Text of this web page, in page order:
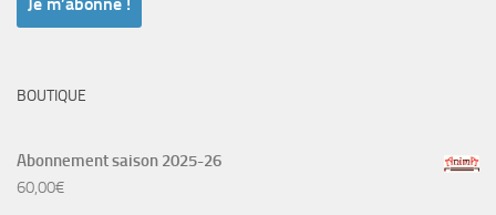
BOUTIQUE
Abonnement saison 2025-26
60,00€